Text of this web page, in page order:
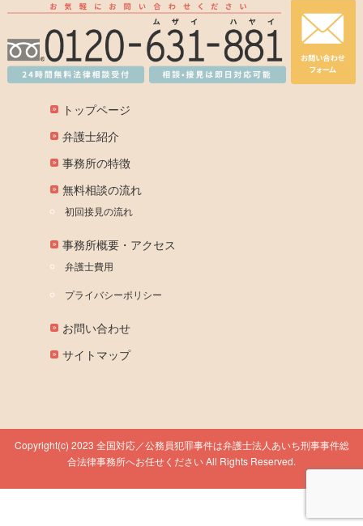
トップページ
弁護士紹介
事務所の特徴
無料相談の流れ
初回接見の流れ
事務所概要・アクセス
弁護士費用
プライバシーポリシー
お問い合わせ
サイトマップ
Copyright(c) 2023 全国対応／公務員犯罪事件は弁護士法人あいち刑事事件総
合法律事務所へお任せください All Rights Reserved.